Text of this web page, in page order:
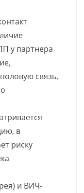
у партнера
связь,
в
риску
и ВИЧ-